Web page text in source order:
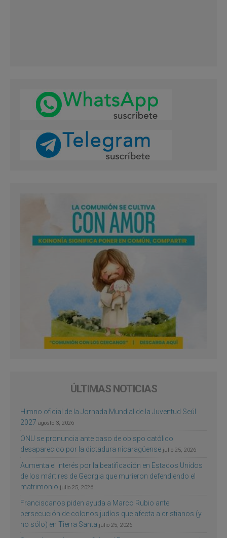
ÚLTIMAS NOTICIAS
Himno oficial de la Jornada Mundial de la Juventud Seúl
2027 agosto 3, 2026
ONU se pronuncia ante caso de obispo católico
desaparecido por la dictadura nicaragüense julio 25, 2026
Aumenta el interés por la beatificación en Estados Unidos
de los mártires de Georgia que murieron defendiendo el
matrimonio julio 25, 2026
Franciscanos piden ayuda a Marco Rubio ante
persecución de colonos judíos que afecta a cristianos (y
no sólo) en Tierra Santa julio 25, 2026